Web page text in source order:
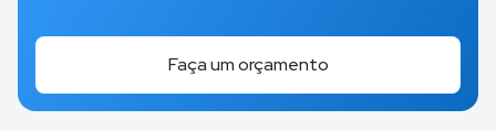
Faça um orçamento